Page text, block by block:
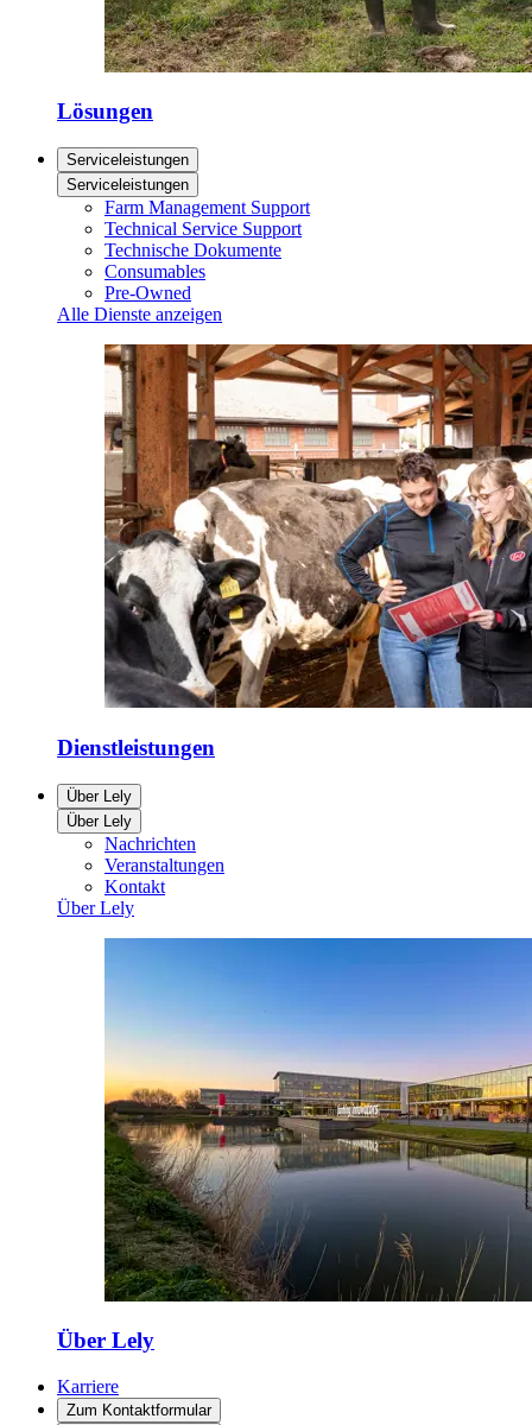
Lösungen
Serviceleistungen
Serviceleistungen
Farm Management Support
Technical Service Support
Technische Dokumente
Consumables
Pre-Owned
Alle Dienste anzeigen
Dienstleistungen
Über Lely
Über Lely
Nachrichten
Veranstaltungen
Kontakt
Über Lely
Über Lely
Karriere
Zum Kontaktformular